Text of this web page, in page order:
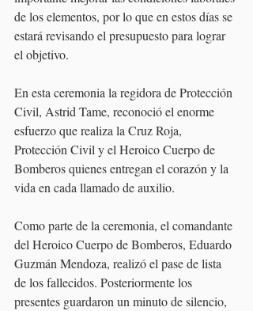
de los elementos, por lo que en estos días se
estará revisando el presupuesto para lograr
el objetivo.
En esta ceremonia la regidora de Protección
Civil, Astrid Tame, reconoció el enorme
esfuerzo que realiza la Cruz Roja,
Protección Civil y el Heroico Cuerpo de
Bomberos quienes entregan el corazón y la
vida en cada llamado de auxilio.
Como parte de la ceremonia, el comandante
del Heroico Cuerpo de Bomberos, Eduardo
Guzmán Mendoza, realizó el pase de lista
de los fallecidos. Posteriormente los
presentes guardaron un minuto de silencio,